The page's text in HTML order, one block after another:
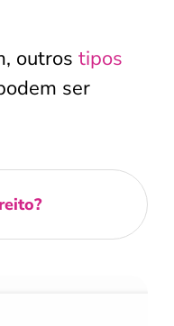
outros tipos
ser